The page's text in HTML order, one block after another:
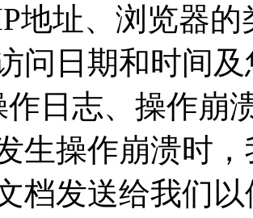
地址、浏览器
问日期和时间
作日志、操作崩
生操作崩溃时
档发送给我们